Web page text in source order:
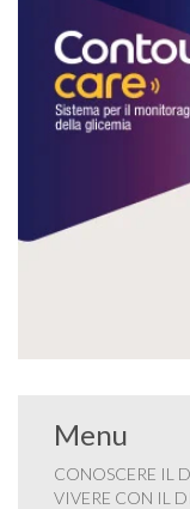
Menu
CONOSCERE IL
VIVERE CON IL